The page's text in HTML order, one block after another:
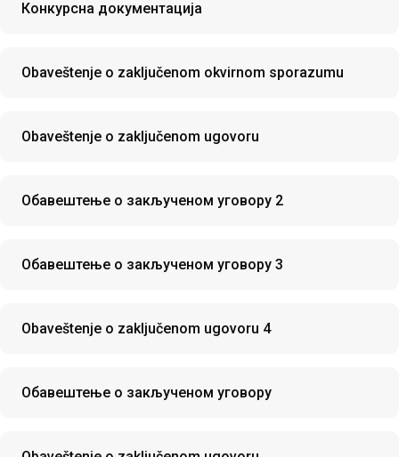
Конкурсна документација
Obaveštenje o zaključenom okvirnom sporazumu
Obaveštenje o zaključenom ugovoru
Обавештење о закљученом уговору 2
Обавештење о закљученом уговору 3
Obaveštenje o zaključenom ugovoru 4
Обавештење о закљученом уговору